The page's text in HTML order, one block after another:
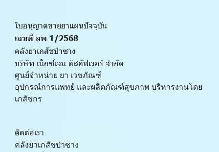
ใบอนุญาตขายยาแผนปัจจุบัน
เลขที่ ลพ 1/2568
คลังยาเภสัชป่าซาง
บริษัท เน็กซ์เจน ดิสคัฟเวอร์ จำกัด
ศูนย์จำหน่าย ยา เวชภัณฑ์
﻿อุปกรณ์การแพทย์ และผลิตภัณฑ์สุขภาพ บริหารงานโดย
เภสัชกร
ติดต่อเรา
คลังยาเภสัชป่าซาง